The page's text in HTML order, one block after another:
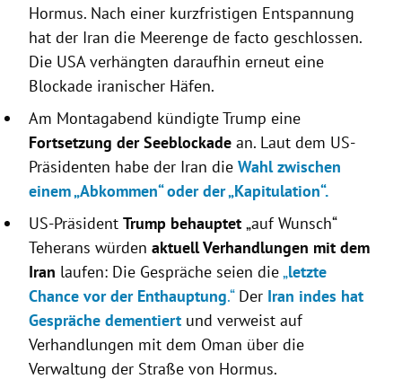
Hormus. Nach einer kurzfristigen Entspannung
hat der Iran die Meerenge de facto geschlossen.
Die USA verhängten daraufhin erneut eine
Blockade iranischer Häfen.
Am Montagabend kündigte Trump eine
Fortsetzung der Seeblockade an. Laut dem US-
Präsidenten habe der Iran die Wahl zwischen
einem „Abkommen“ oder der „Kapitulation“.
US-Präsident Trump behauptet „auf Wunsch“
Teherans würden aktuell Verhandlungen mit dem
Iran laufen: Die Gespräche seien die„letzte
Chance vor der Enthauptung.“Der Iran indes hat
Gespräche dementiert und verweist auf
Verhandlungen mit dem Oman über die
Verwaltung der Straße von Hormus.